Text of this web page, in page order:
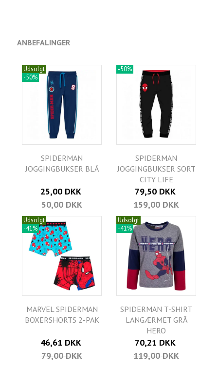
ANBEFALINGER
Udsolgt
-50%
SPIDERMAN
JOGGINGBUKSER BLÅ
25,00 DKK
50,00 DKK
-50%
SPIDERMAN
JOGGINGBUKSER SORT
CITY LIFE
79,50 DKK
159,00 DKK
Udsolgt
-41%
MARVEL SPIDERMAN
BOXERSHORTS 2-PAK
46,61 DKK
79,00 DKK
Udsolgt
-41%
SPIDERMAN T-SHIRT
LANGÆRMET GRÅ
HERO
70,21 DKK
119,00 DKK